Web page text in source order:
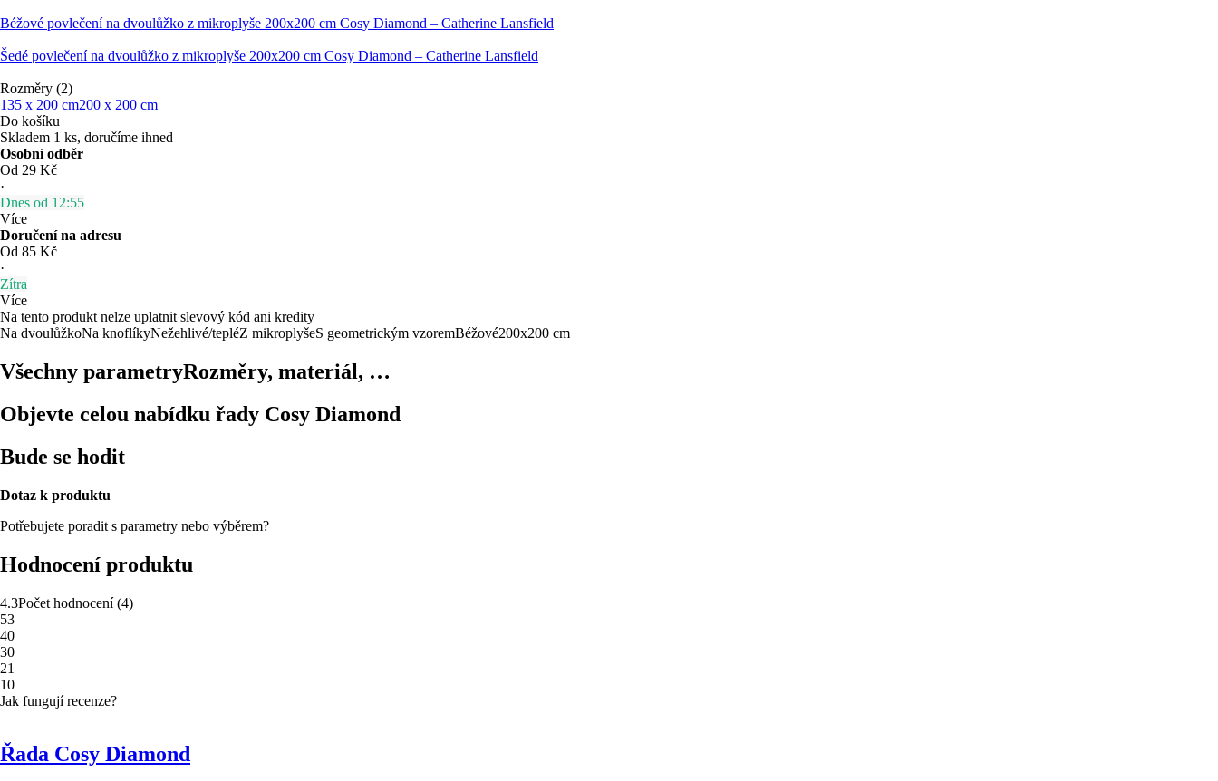
Béžové povlečení na dvoulůžko z mikroplyše 200x200 cm Cosy Diamond – Catherine Lansfield
Šedé povlečení na dvoulůžko z mikroplyše 200x200 cm Cosy Diamond – Catherine Lansfield
Rozměry (2)
135 x 200 cm200 x 200 cm
Do košíku
Skladem 1 ks, doručíme ihned
Osobní odběr
Od 29 Kč
·
Dnes od 12:55
Více
Doručení na adresu
Od 85 Kč
·
Zítra
Více
Na tento produkt nelze uplatnit slevový kód ani kredity
Na dvoulůžkoNa knoflíkyNežehlivé/tepléZ mikroplyšeS geometrickým vzoremBéžové200x200 cm
Všechny parametryRozměry, materiál, …
Objevte celou nabídku řady Cosy Diamond
Bude se hodit
Dotaz k produktu
Potřebujete poradit s parametry nebo výběrem?
Hodnocení produktu
4.3Počet hodnocení(4)
53
40
30
21
10
Jak fungují recenze?
Řada Cosy Diamond